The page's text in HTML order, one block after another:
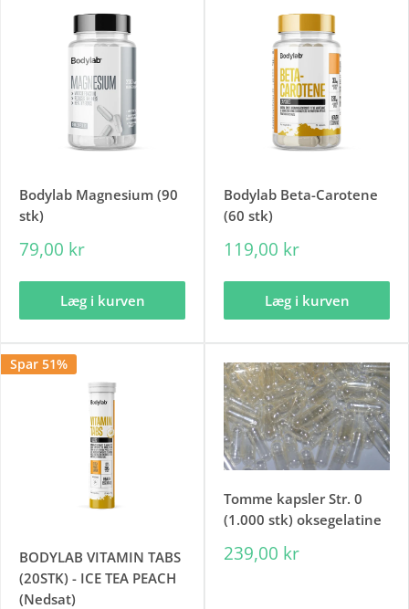
Bodylab Magnesium (90
stk)
79,00 kr
Læg i kurven
Bodylab Beta-Carotene
(60 stk)
119,00 kr
Læg i kurven
Spar 51%
BODYLAB VITAMIN TABS
(20STK) - ICE TEA PEACH
(Nedsat)
Tomme kapsler Str. 0
(1.000 stk) oksegelatine
239,00 kr